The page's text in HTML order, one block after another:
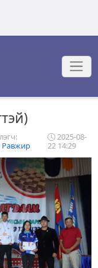
2025-08-
22 14:29